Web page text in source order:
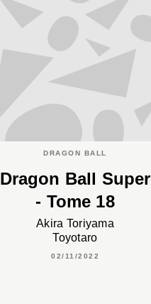
DRAGON BALL
Dragon Ball Super
- Tome 18
Akira Toriyama
Toyotaro
02/11/2022